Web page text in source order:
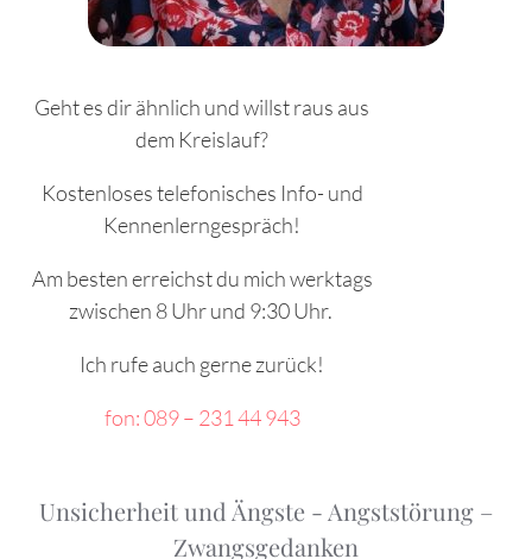
Geht es dir ähnlich und willst raus aus
dem Kreislauf?
Kostenloses telefonisches Info- und
Kennenlerngespräch!
Am besten erreichst du mich werktags
zwischen 8 Uhr und 9:30 Uhr.
Ich rufe auch gerne zurück!
fon: 089 – 231 44 943
Unsicherheit und Ängste - Angststörung –
Zwangsgedanken